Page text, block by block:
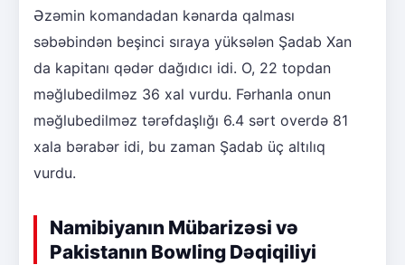
Əzəmin komandadan kənarda qalması
səbəbindən beşinci sıraya yüksələn Şadab Xan
da kapitanı qədər dağıdıcı idi. O, 22 topdan
məğlubedilməz 36 xal vurdu. Fərhanla onun
məğlubedilməz tərəfdaşlığı 6.4 sərt overdə 81
xala bərabər idi, bu zaman Şadab üç altılıq
vurdu.
Namibiyanın Mübarizəsi və
Pakistanın Bowling Dəqiqiliyi